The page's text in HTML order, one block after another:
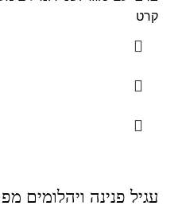
קרט
עגיל פנינה ויהלומים